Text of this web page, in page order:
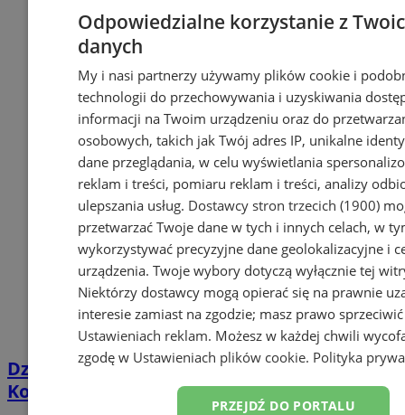
Dzieci z Domu Aniołów Stróżów odwiedziły
Komisariat Policji VII w Katowicach
Odpowiedzialne korzystanie z
danych
My i nasi partnerzy używamy plików cookie i
technologii do przechowywania i uzyskiwania
informacji na Twoim urządzeniu oraz do
osobowych, takich jak Twój adres IP, unikalne
dane przeglądania, w celu wyświetlania
reklam i treści, pomiaru reklam i treści, analizy
ulepszania usług. Dostawcy stron trzecich (1900)
przetwarzać Twoje dane w tych i innych celach, w
wykorzystywać precyzyjne dane geolokalizacyjne i
urządzenia. Twoje wybory dotyczą wyłącznie tej
Niektórzy dostawcy mogą opierać się na prawnie
interesie zamiast na zgodzie; masz prawo
Ustawieniach reklam. Możesz w każdej chwili
zgodę w Ustawieniach plików cookie. Polityka
PRZEJDŹ DO PORTALU